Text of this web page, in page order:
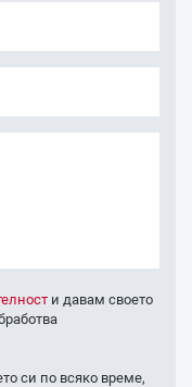
и давам своето
си по всяко време,